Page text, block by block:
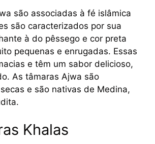
são associadas à fé islâmica
são caracterizados por sua
à do pêssego e cor preta
pequenas e enrugadas. Essas
e têm um sabor delicioso,
As tâmaras Ajwa são
e são nativas de Medina,
Khalas